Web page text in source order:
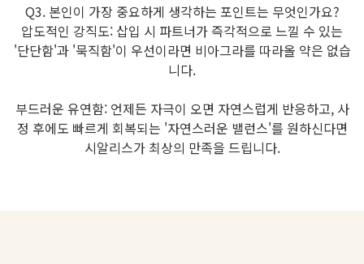
Q3. 본인이 가장 중요하게 생각하는 포인트는 무엇인가요?
압도적인 강직도: 삽입 시 파트너가 즉각적으로 느낄 수 있는
'단단함'과 '묵직함'이 우선이라면 비아그라를 따라올 약은 없습
니다.
부드러운 유연함: 언제든 자극이 오면 자연스럽게 반응하고, 사
정 후에도 빠르게 회복되는 '자연스러운 밸런스'를 원하신다면
시알리스가 최상의 만족을 드립니다.